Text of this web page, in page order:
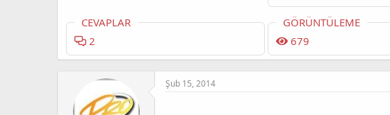
CEVAPLAR
2
GÖRÜNTÜLEME
679
Şub 15, 2014